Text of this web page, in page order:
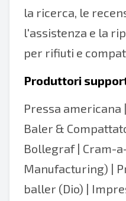
la ricerca, le
l'assistenza e la
per rifiuti e
Produttori
Pressa americana |
Baler &
Bollegraf| Cram-
Manufacturing) |
baller (Dio) |